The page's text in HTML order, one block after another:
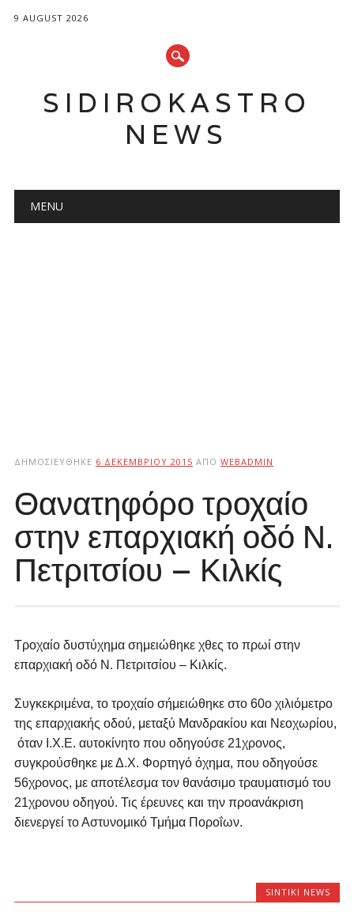
9 AUGUST 2026
SIDIROKASTRO
NEWS
Main menu
MENU
ΔΗΜΟΣΙΕΎΘΗΚΕ 6 ΔΕΚΕΜΒΡΊΟΥ 2015 ΑΠΌ WEBADMIN
Θανατηφόρο τροχαίο
στην επαρχιακή οδό Ν.
Πετριτσίου – Κιλκίς
Τροχαίο δυστύχημα σημειώθηκε χθες το πρωί στην
επαρχιακή οδό Ν. Πετριτσίου – Κιλκίς.
Συγκεκριμένα, το τροχαίο σήμειώθηκε στo 60ο χιλιόμετρο
της επαρχιακής οδού, μεταξύ Μανδρακίου και Νεοχωρίου,
όταν Ι.Χ.Ε. αυτοκίνητο που οδηγούσε 21χρονος,
συγκρούσθηκε με Δ.Χ. Φορτηγό όχημα, που οδηγούσε
56χρονος, με αποτέλεσμα τον θανάσιμο τραυματισμό του
21χρονου οδηγού. Τις έρευνες και την προανάκριση
διενεργεί το Αστυνομικό Τμήμα Ποροΐων.
SINTIKI NEWS